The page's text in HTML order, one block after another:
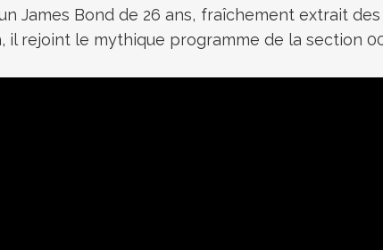
James Bond de 26 ans, fraîchement extrait
il rejoint le mythique programme de la section